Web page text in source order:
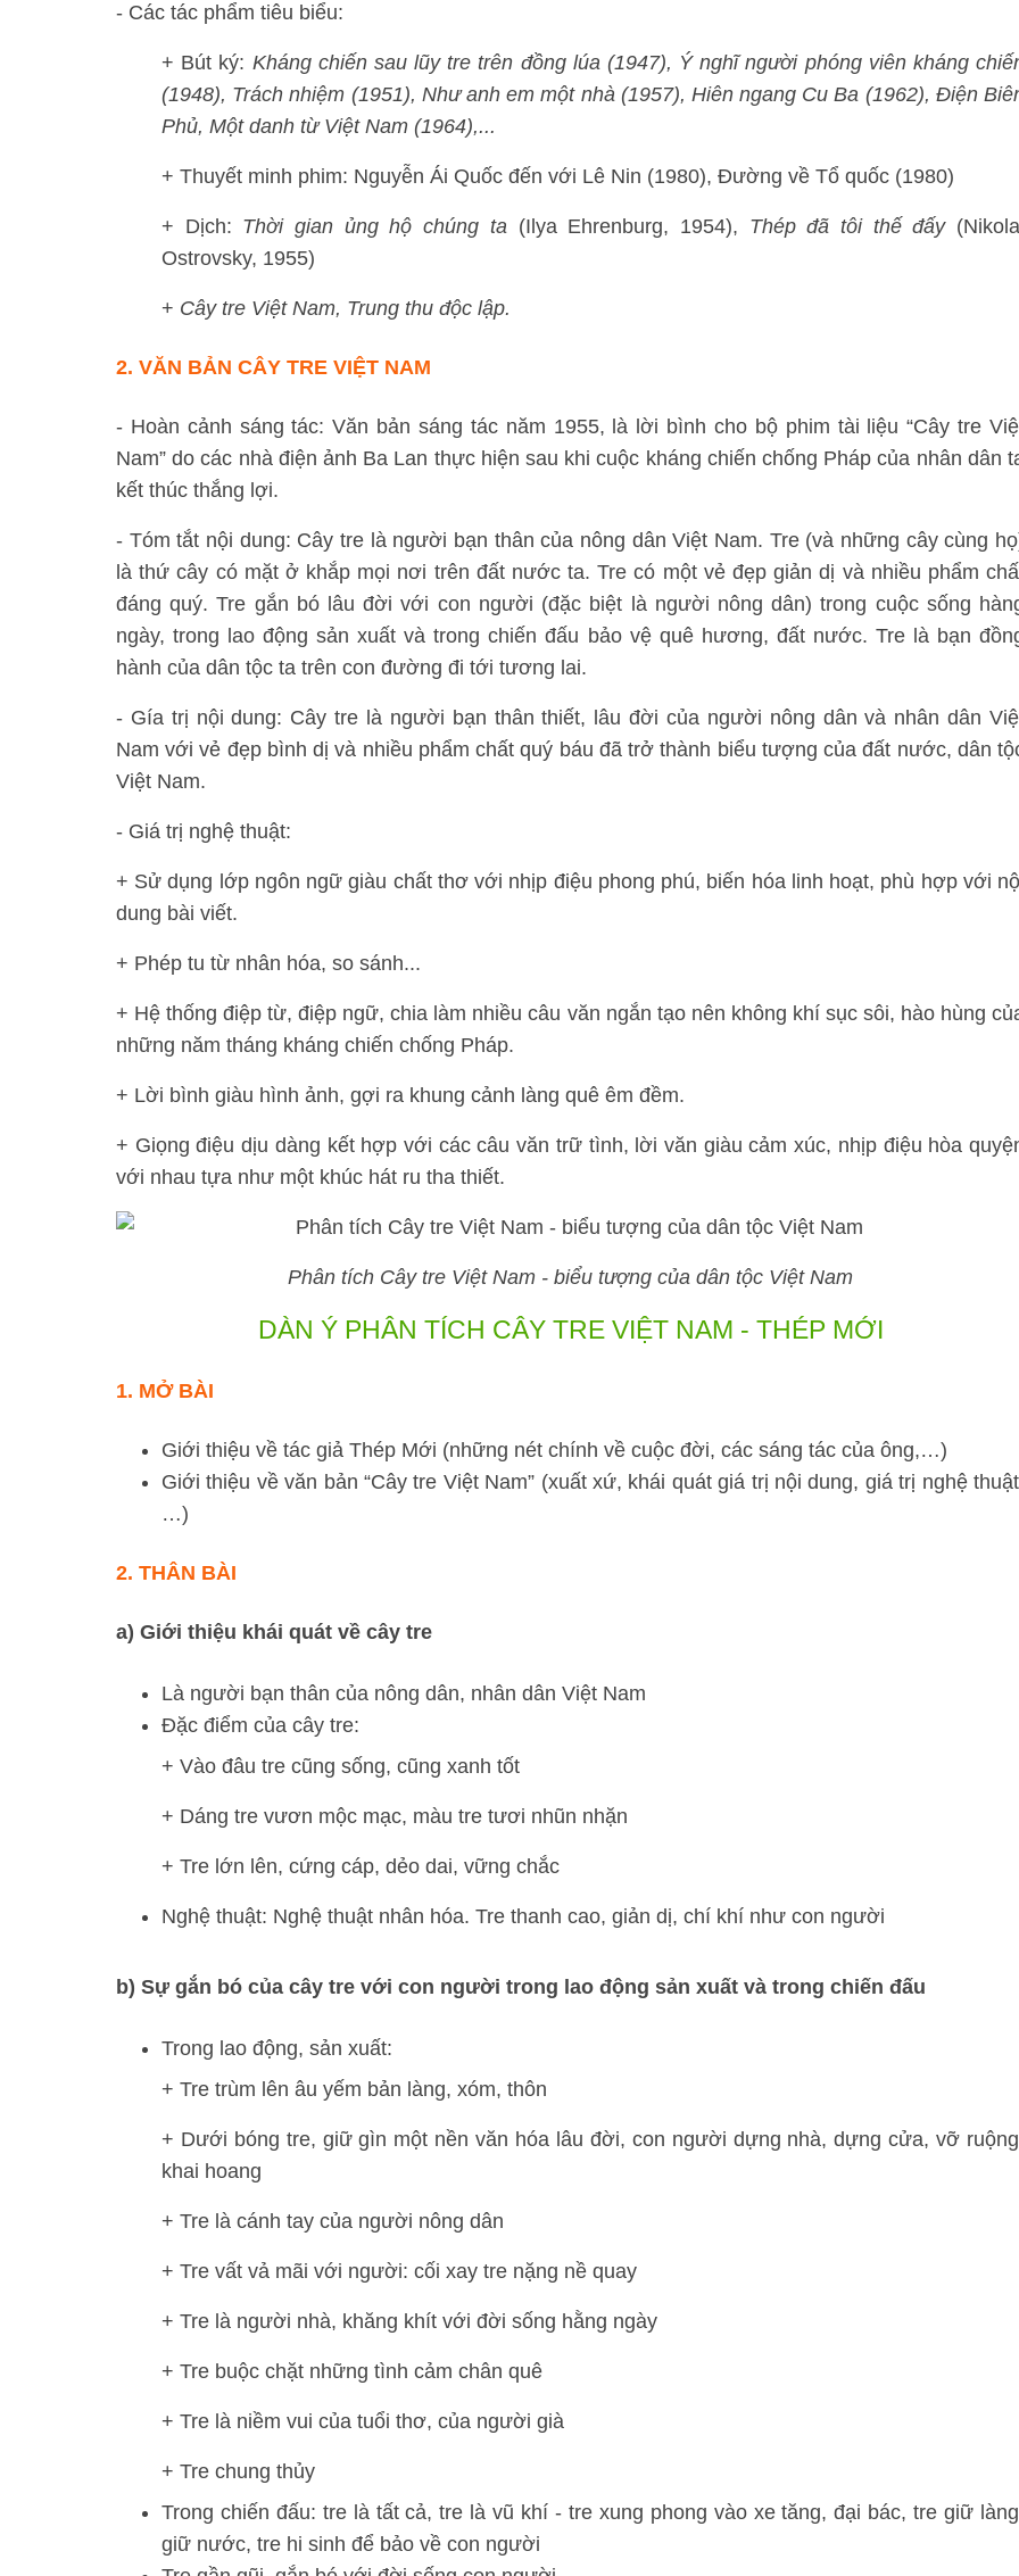
- Các tác phẩm tiêu biểu:
+ Bút ký: Kháng chiến sau lũy tre trên đồng lúa (1947), Ý nghĩ người phóng viên kháng
(1948), Trách nhiệm (1951), Như anh em một nhà (1957), Hiên ngang Cu Ba (1962), Điện
Phủ, Một danh từ Việt Nam (1964),...
+ Thuyết minh phim: Nguyễn Ái Quốc đến với Lê Nin (1980), Đường về Tổ quốc (1980)
+ Dịch: Thời gian ủng hộ chúng ta(Ilya Ehrenburg, 1954), Thép đã tôi thế đấy
Ostrovsky, 1955)
+ Cây tre Việt Nam, Trung thu độc lập.
2. VĂN BẢN CÂY TRE VIỆT NAM
- Hoàn cảnh sáng tác: Văn bản sáng tác năm 1955, là lời bình cho bộ phim tài liệu “Cây tre
Nam” do các nhà điện ảnh Ba Lan thực hiện sau khi cuộc kháng chiến chống Pháp của nhân dân
kết thúc thắng lợi.
- Tóm tắt nội dung: Cây tre là người bạn thân của nông dân Việt Nam. Tre (và những cây cùng
là thứ cây có mặt ở khắp mọi nơi trên đất nước ta. Tre có một vẻ đẹp giản dị và nhiều phẩm
đáng quý. Tre gắn bó lâu đời với con người (đặc biệt là người nông dân) trong cuộc sống
ngày, trong lao động sản xuất và trong chiến đấu bảo vệ quê hương, đất nước. Tre là bạn
hành của dân tộc ta trên con đường đi tới tương lai.
- Gía trị nội dung: Cây tre là người bạn thân thiết, lâu đời của người nông dân và nhân dân
Nam với vẻ đẹp bình dị và nhiều phẩm chất quý báu đã trở thành biểu tượng của đất nước, dân
Việt Nam.
- Giá trị nghệ thuật:
+ Sử dụng lớp ngôn ngữ giàu chất thơ với nhịp điệu phong phú, biến hóa linh hoạt, phù hợp với
dung bài viết.
+ Phép tu từ nhân hóa, so sánh...
+ Hệ thống điệp từ, điệp ngữ, chia làm nhiều câu văn ngắn tạo nên không khí sục sôi, hào hùng
những năm tháng kháng chiến chống Pháp.
+ Lời bình giàu hình ảnh, gợi ra khung cảnh làng quê êm đềm.
+ Giọng điệu dịu dàng kết hợp với các câu văn trữ tình, lời văn giàu cảm xúc, nhịp điệu hòa
với nhau tựa như một khúc hát ru tha thiết.
Phân tích Cây tre Việt Nam - biểu tượng của dân tộc Việt Nam
DÀN ÝPHÂN TÍCH CÂY TRE VIỆT NAM - THÉP MỚI
1. MỞ BÀI
Giới thiệu về tác giả Thép Mới (những nét chính về cuộc đời, các sáng tác của ông,…)
Giới thiệu về văn bản “Cây tre Việt Nam” (xuất xứ, khái quát giá trị nội dung, giá trị nghệ
…)
2. THÂN BÀI
a) Giới thiệu khái quát về cây tre
Là người bạn thân của nông dân, nhân dân Việt Nam
Đặc điểm của cây tre:
+ Vào đâu tre cũng sống, cũng xanh tốt
+ Dáng tre vươn mộc mạc, màu tre tươi nhũn nhặn
+ Tre lớn lên, cứng cáp, dẻo dai, vững chắc
Nghệ thuật: Nghệ thuật nhân hóa. Tre thanh cao, giản dị, chí khí như con người
b) Sự gắn bó của cây tre với con người trong lao động sản xuất và trong chiến đấu
Trong lao động, sản xuất:
+ Tre trùm lên âu yếm bản làng, xóm, thôn
+ Dưới bóng tre, giữ gìn một nền văn hóa lâu đời, con người dựng nhà, dựng cửa, vỡ
khai hoang
+ Tre là cánh tay của người nông dân
+ Tre vất vả mãi với người: cối xay tre nặng nề quay
+ Tre là người nhà, khăng khít với đời sống hằng ngày
+ Tre buộc chặt những tình cảm chân quê
+ Tre là niềm vui của tuổi thơ, của người già
+ Tre chung thủy
Trong chiến đấu: tre là tất cả, tre là vũ khí - tre xung phong vào xe tăng, đại bác, tre giữ
giữ nước, tre hi sinh để bảo về con người